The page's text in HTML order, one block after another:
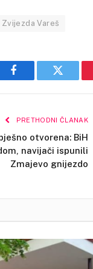
Vareš
Facebook Twitter
PRETHODNI ČLANAK
otvorena: BiH
navijači ispunili
Zmajevo gnijezdo